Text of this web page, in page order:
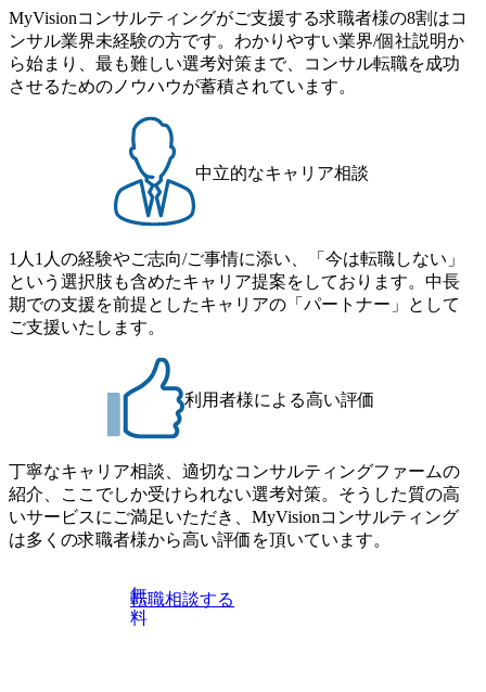
で主体的に動ける方 ・年齢にこだわらず、アドバイスを素
直に受け取れる方 ・推進力のある方
6年8月23日(日)にSustainable SCM SU 1day選考会を開催いた
します。 当SUは「GlobalでのSCM構築」や「物流・調達コ
ストの構造改革」といった伝統的なテーマに留まらずクラ
イアントがこれから取組むべき「グリーントランスフォー
った社会課題やテーマに対して、グローバル知見と最新の
事例などを基に企業の構造改革と社会価値の創造の取り組
みを行うプロフェッショナルチームです。 今回1day選考対
象となるポジションは下記となります。 ・コンサルタント
(調達改革・設備O&M)【SCS SU】 ・コンサルタント(ECM/
流改革/需給プロセス改革)【SSC SU】 ・SCM/ECMデータ・
プロセス分析・AI活用_Sustainable SCM Strategy Unit(Strategy
Consultant職)≪東京・大阪≫ ・コンサルタント(SCS SUオー
プンポジション)【SCS SU】 ※当日は全体での会社説明な
どはなく、個別選考のみの実施を予定しています ※1名あた
りの拘束時間は1時間～最大2時間半程度を想定しています
※1次面接と最終面接の間をなるべく空けないよう調整して
おりますが、調整が叶わないケースもございます オンライ
ン 書類選考通過者
食事などのカジュアルな交流、実際のプロジェクトのケー
ススタディ、1対1の模擬面接等、複数のセッションを約1か
月の期間に渡り行い、選考にご参加いただきます。コンサ
ルタント未経験の方でも、戦略コンサルタントの具体的な
仕事内容からお話をさせていただきますので、戦略コンサ
ルティングにご興味をお持ちの方は、この機会にぜひご応
にはWebテストを8月20日までに受験いただきます ・8月21
日までにプログラム参加者をご案内します ・初回プログラ
ム : 8月29日(土)10:00～13:30 @ベイン東京オフィス(六本木)
・プログラム期間中はコンサルタントとの食事会、プロジ
ェクトのご紹介、ケースワークショップなどを実施します
・10月17日(土)開催の選考会にて採用面接を実施する予定で
す ※ご都合が合わない方は別途調整いたします 初回プロ
ラインまたはオフラインの実施 ※東京オフィスのみのご応
募となります。他オフィス希望を含めたご応募はお受けい
たしかねますのでご了承ください ● フルタイムでの職務経
歴を2年以上お持ちの方で、東京オフィスのコンサルタント
ポジションに応募意思がある方 ● 英語・日本語ともにビジ
ネスレベルの方 ※日本語が母国語でない方は日本語能力
試験N1またはそれ相当の上級レベルの日本語力(会話・読解
力)
MyVisionコンサルティングがご支援する求職者様の8割はコ
ンサル業界未経験の方です。わかりやすい業界/個社説明か
ら始まり、最も難しい選考対策まで、コンサル転職を成功
させるためのノウハウが蓄積されています。
中立的なキャリア相談
1人1人の経験やご志向/ご事情に添い、「今は転職しない」
という選択肢も含めたキャリア提案をしております。中長
期での支援を前提としたキャリアの「パートナー」として
ご支援いたします。
利用者様による高い評価
丁寧なキャリア相談、適切なコンサルティングファームの
紹介、ここでしか受けられない選考対策。そうした質の高
いサービスにご満足いただき、MyVisionコンサルティング
は多くの求職者様から高い評価を頂いています。
無
料
転職相談する